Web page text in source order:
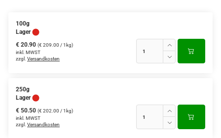
Rooibos Tee
Yogi - und Beuteltee
Aromatisierter Schwarztee
Früchtetee
100g
Lager
€ 20.90 (€ 209.00 / 1kg)
inkl. MWST
zzgl. Versandkosten
250g
Lager
€ 50.50 (€ 202.00 / 1kg)
inkl. MWST
zzgl. Versandkosten